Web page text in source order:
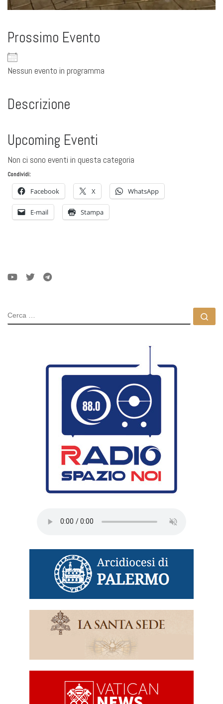
Prossimo Evento
Nessun evento in programma
Descrizione
Upcoming Eventi
Non ci sono eventi in questa categoria
Condividi:
Facebook X WhatsApp
E-mail Stampa
CERCA